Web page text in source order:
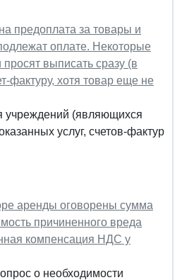
предоплата за товары и
оплате. Некоторые
выписать сразу (в
фактуру, хотя товар еще не
учреждений (являющихся
услуг, счетов-фактур
аренды оговорены сумма
причиненного вреда
компенсация НДС у
о необходимости